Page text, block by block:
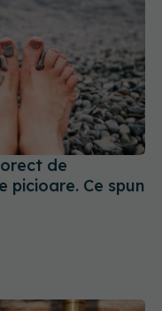
de
picioare. Ce spun